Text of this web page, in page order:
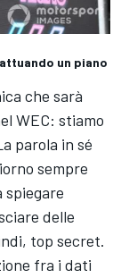
un piano
che sarà
WEC: stiamo
parola in sé
sempre
spiegare
delle
top secret.
fra i dati